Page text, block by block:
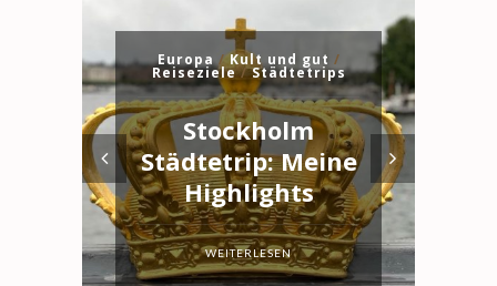
DER
REISEBLOG
MIT
KULT[UR]
Europa /Kult und gut /
Reiseziele/Städtetrips
Stockholm
Städtetrip: Meine
Highlights
WEITERLESEN
prev next